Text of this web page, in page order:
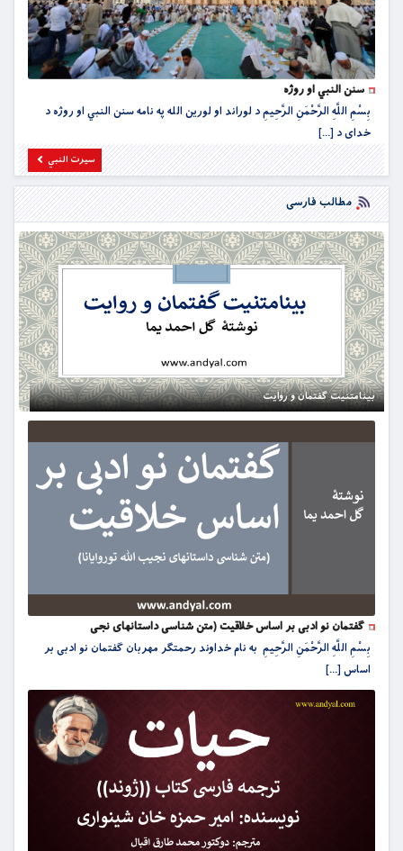
سنن النبي او روژه
بِسْمِ اللَّهِ الرَّحْمَنِ الرَّحِيمِ د لوراند او لورین الله په نامه سنن النبي او روژه د
خداى د [...]
سیرت النبي
مطالب فارسی
بینامتنیت گفتمان و روایت
گفتمان نو ادبی بر اساس خلاقیت (متن شناسی داستانهای نجی
بِسْمِ اللَّهِ الرَّحْمَنِ الرَّحِيمِ به نام خداوند رحمتگر مهربان گفتمان نو ادبی بر
اساس [...]